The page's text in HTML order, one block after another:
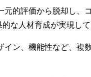
元的評価から脱却し、
な人材育成が実現して
イン、機能性など、複